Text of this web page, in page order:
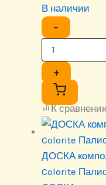
В наличии
−
+
К
ДОСКА
Colorite